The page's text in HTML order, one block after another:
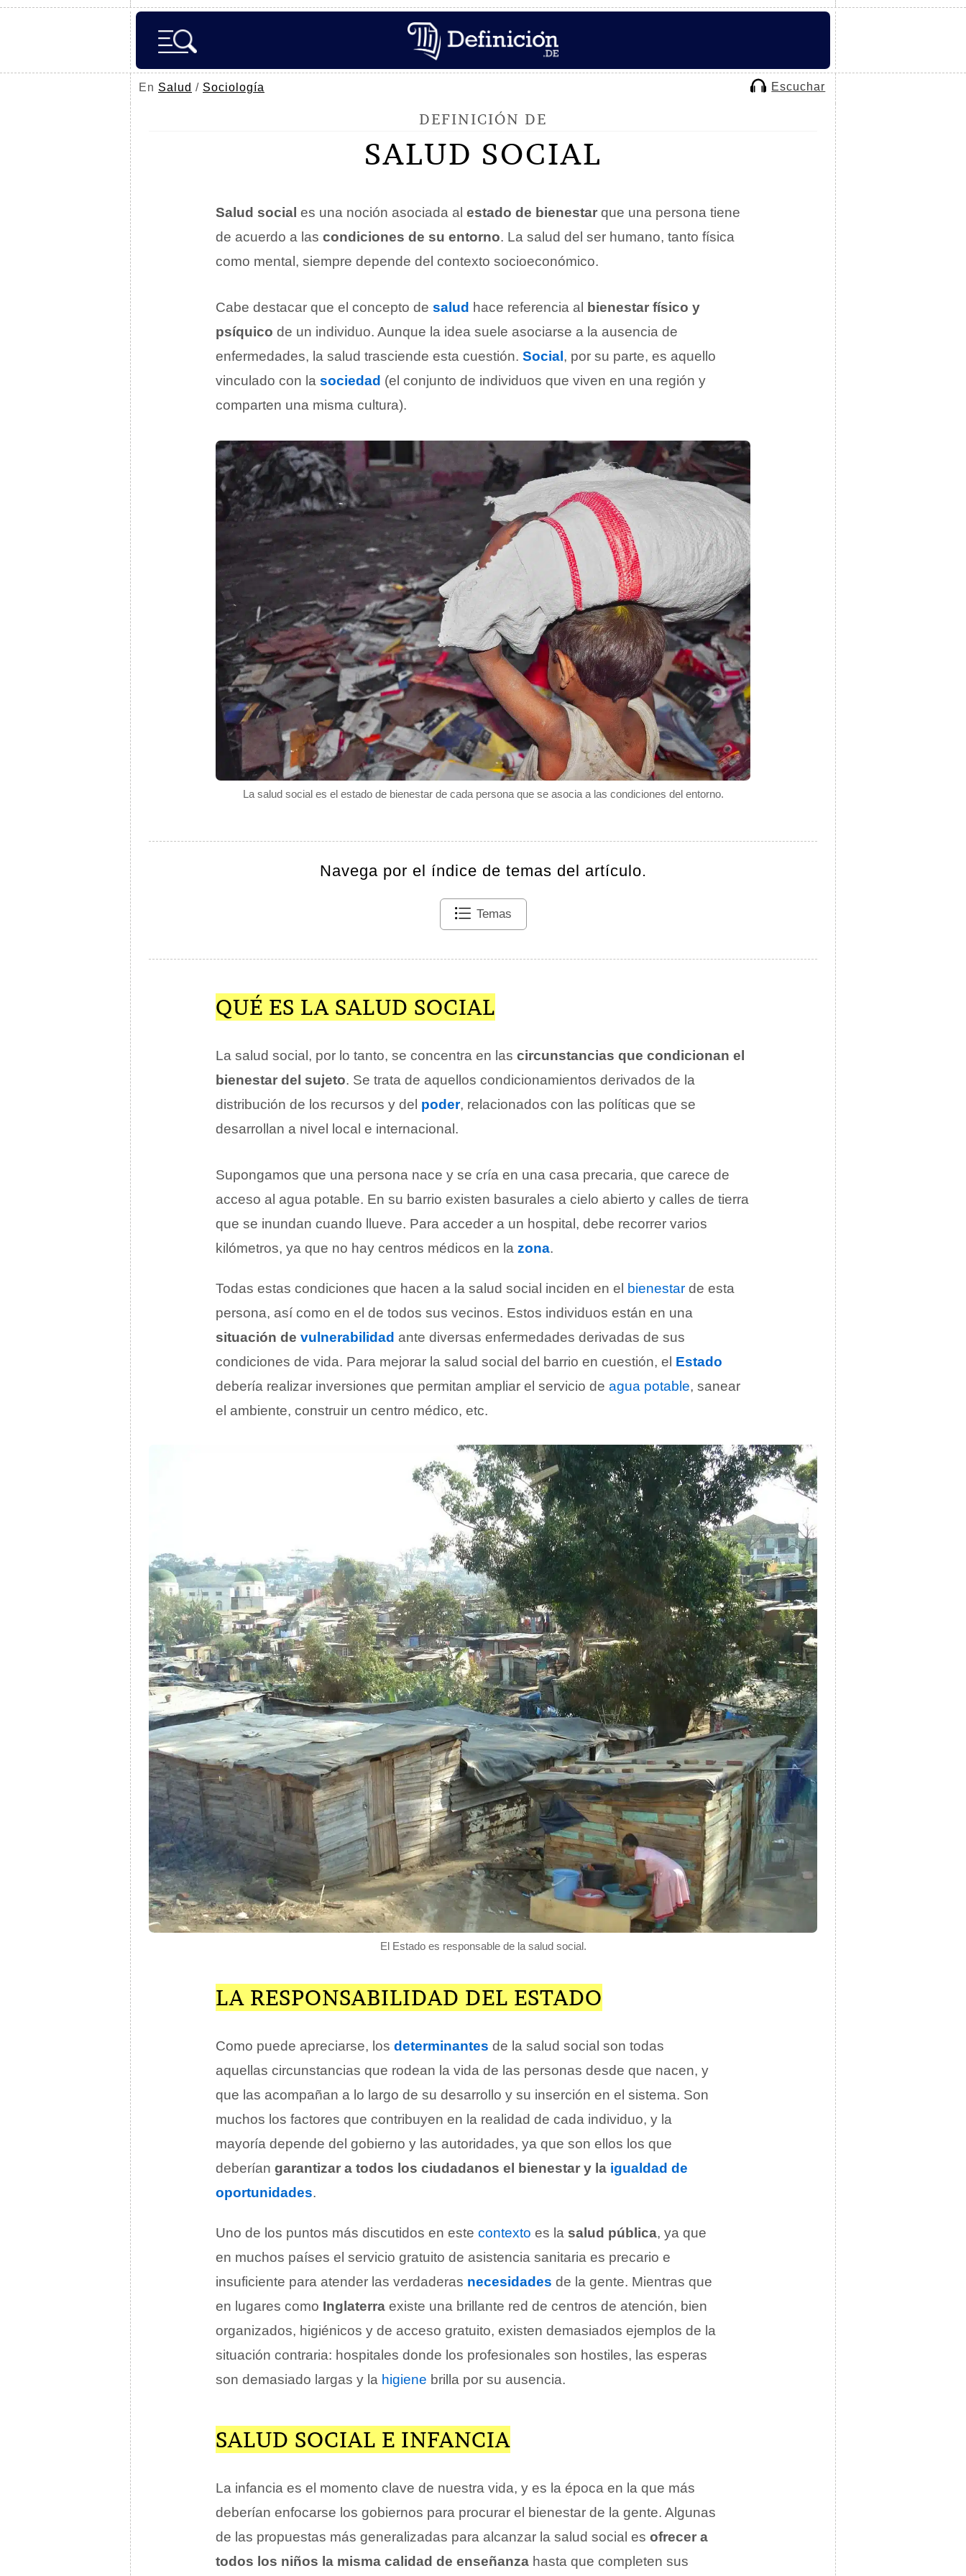
En Salud / Sociología Escuchar
DEFINICIÓN DE
SALUD SOCIAL
La salud social es el estado de bienestar de cada persona que se asocia a las condiciones del entorno.
Salud social es una noción asociada al estado de bienestar que una persona tiene
de acuerdo a las condiciones de su entorno. La salud del ser humano, tanto física
como mental, siempre depende del contexto socioeconómico.
Cabe destacar que el concepto de salud hace referencia al
bienestar físico y
psíquico de un individuo. Aunque la idea suele asociarse a la ausencia de
enfermedades, la salud trasciende esta cuestión. Social , por su parte, es aquello
vinculado con la sociedad (el conjunto de individuos que viven en una región y
comparten una misma cultura).
Navega por el índice de temas del artículo.
Temas
QUÉ ES LA SALUD SOCIAL
La salud social, por lo tanto, se concentra en las circunstancias que condicionan el
bienestar del sujeto. Se trata de aquellos condicionamientos derivados de la
distribución de los recursos y del poder, relacionados con las políticas que se
desarrollan a nivel local e internacional.
Supongamos que una persona nace y se cría en una casa precaria, que carece de
acceso al agua potable. En su barrio existen basurales a cielo abierto y calles de tierra
que se inundan cuando llueve. Para acceder a un hospital, debe recorrer varios
kilómetros, ya que no hay centros médicos en la zona.
Todas estas condiciones que hacen a la salud social inciden en el bienestar de esta
persona, así como en el de todos sus vecinos. Estos individuos están en una
situación de vulnerabilidad ante diversas enfermedades derivadas de sus
condiciones de vida. Para mejorar la salud social del barrio en cuestión, el Estado
debería realizar inversiones que permitan ampliar el servicio de agua potable, sanear
el ambiente, construir un centro médico, etc.
El Estado es responsable de la salud social.
LA RESPONSABILIDAD DEL ESTADO
Como puede apreciarse, los determinantes de la salud social son todas
aquellas circunstancias que rodean la vida de las personas desde que nacen, y
que las acompañan a lo largo de su desarrollo y su inserción en el sistema. Son
muchos los factores que contribuyen en la realidad de cada individuo, y la
mayoría depende del gobierno y las autoridades, ya que son ellos los que
deberían garantizar a todos los ciudadanos el bienestar y la igualdad de
oportunidades.
Uno de los puntos más discutidos en este contexto es la salud pública, ya que
en muchos países el servicio gratuito de asistencia sanitaria es precario e
insuficiente para atender las verdaderas necesidades de la gente. Mientras que
en lugares como Inglaterra existe una brillante red de centros de atención, bien
organizados, higiénicos y de acceso gratuito, existen demasiados ejemplos de la
situación contraria: hospitales donde los profesionales son hostiles, las esperas
son demasiado largas y la higiene brilla por su ausencia.
SALUD SOCIAL E INFANCIA
La infancia es el momento clave de nuestra vida, y es la época en la que más
deberían enfocarse los gobiernos para procurar el bienestar de la gente. Algunas
de las propuestas más generalizadas para alcanzar la salud social es ofrecer a
todos los niños la misma calidad de enseñanza hasta que completen sus